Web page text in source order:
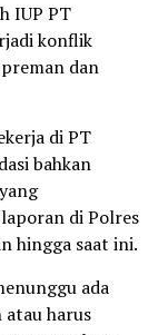
IUP PT
konflik
dan
di PT
bahkan
di Polres
hingga saat ini.
ada
harus